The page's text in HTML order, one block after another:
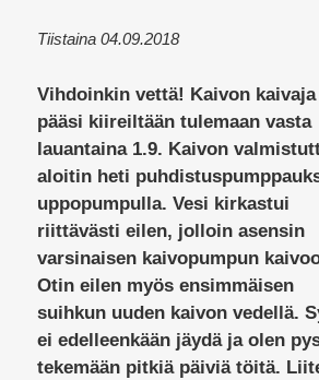
Tiistaina 04.09.2018
Vihdoinkin vettä! Kaivon kaivaja
pääsi kiireiltään tulemaan vasta
lauantaina 1.9. Kaivon
aloitin heti
uppopumpulla. Vesi kirkastui
riittävästi eilen, jolloin asensin
varsinaisen kaivopumpun
Otin eilen myös ensimmäisen
suihkun uuden kaivon vedellä.
ei edelleenkään jäydä ja olen
tekemään pitkiä päiviä töitä.